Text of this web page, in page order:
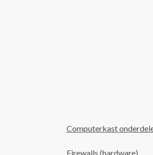
Computerkast
Firewalls (hardware)